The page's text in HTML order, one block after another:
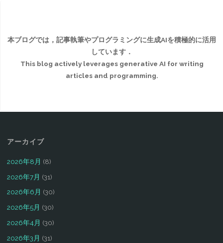
本ブログでは，記事執筆やプログラミングに生成AIを積極的に活用
しています．
This blog actively leverages generative AI for writing
articles and programming.
アーカイブ
2026年8月 (8)
2026年7月 (31)
2026年6月 (30)
2026年5月 (30)
2026年4月 (30)
2026年3月 (31)